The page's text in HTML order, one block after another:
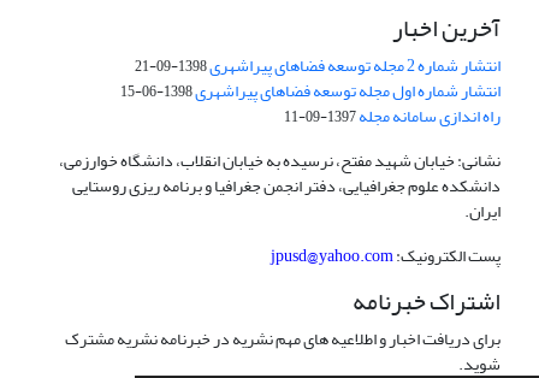
آخرین اخبار
انتشار شماره 2 مجله توسعه فضاهای پیراشهری 1398-09-21
انتشار شماره اول مجله توسعه فضاهای پیراشهری1398-06-15
راه اندازی سامانه مجله1397-09-11
نشانی: خیابان شهید مفتح، نرسیده به خیابان انقلاب، دانشگاه خوارزمی،
دانشکده علوم جغرافیایی، دفتر انجمن جغرافیا و برنامه ریزی روستایی
ایران.
پست الکترونیک:jpusd@yahoo.com
اشتراک خبرنامه
برای دریافت اخبار و اطلاعیه های مهم نشریه در خبرنامه نشریه مشترک
شوید.